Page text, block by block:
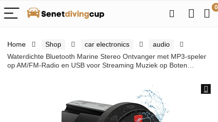
0
Home Shop car electronics
audio
Waterdichte Bluetooth Marine Stereo Ontvanger met MP3-speler
op AM/FM-Radio en USB voor Streaming Muziek op Boten…